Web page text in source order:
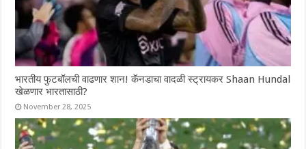
भारतीय फुटबॉलची वाढणार शान! कॅनडाचा वादळी स्ट्रायकर Shaan Hundal
खेळणार भारतासाठी?
November 28, 2025